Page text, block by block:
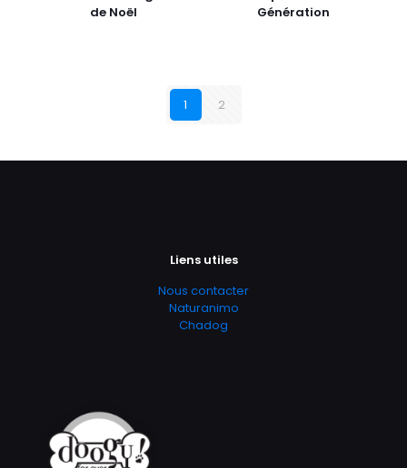
de Noël
Génération
1 2
Liens utiles
Nous contacter
Naturanimo
Chadog